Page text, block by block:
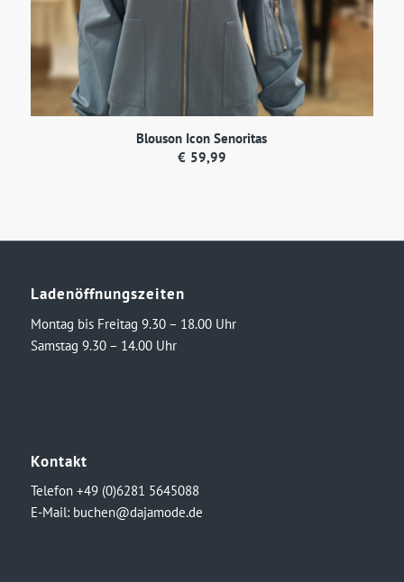
Blouson Icon Senoritas
€ 59,99
Ladenöffnungszeiten
Montag bis Freitag 9.30 – 18.00 Uhr
Samstag 9.30 – 14.00 Uhr
Kontakt
Telefon +49 (0)6281 5645088
E-Mail: buchen@dajamode.de